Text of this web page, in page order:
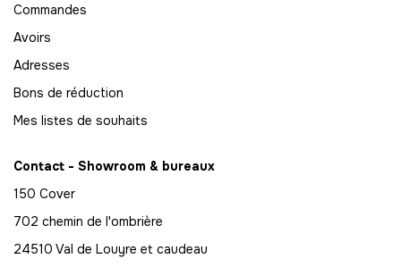
Commandes
Avoirs
Adresses
Bons de réduction
Mes listes de souhaits
Contact - Showroom & bureaux
150 Cover
702 chemin de l'ombrière
24510 Val de Louyre et caudeau